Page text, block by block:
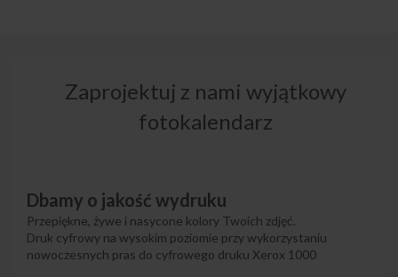
Zaprojektuj z nami wyjątkowy
fotokalendarz
Dbamy o jakość wydruku
Przepiękne, żywe i nasycone kolory Twoich zdjęć.
Druk cyfrowy na wysokim poziomie przy wykorzystaniu
nowoczesnych pras do cyfrowego druku Xerox 1000